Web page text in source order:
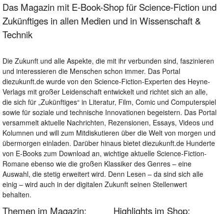
Das Magazin mit E-Book-Shop für Science-Fiction und
Zukünftiges in allen Medien und in Wissenschaft &
Technik
Die Zukunft und alle Aspekte, die mit ihr verbunden sind, faszinieren
und interessieren die Menschen schon immer. Das Portal
diezukunft.de wurde von den Science-Fiction-Experten des Heyne-
Verlags mit großer Leidenschaft entwickelt und richtet sich an alle,
die sich für „Zukünftiges“ in Literatur, Film, Comic und Computerspiel
sowie für soziale und technische Innovationen begeistern. Das Portal
versammelt aktuelle Nachrichten, Rezensionen, Essays, Videos und
Kolumnen und will zum Mitdiskutieren über die Welt von morgen und
übermorgen einladen. Darüber hinaus bietet diezukunft.de Hunderte
von E-Books zum Download an, wichtige aktuelle Science-Fiction-
Romane ebenso wie die großen Klassiker des Genres – eine
Auswahl, die stetig erweitert wird. Denn Lesen – da sind sich alle
einig – wird auch in der digitalen Zukunft seinen Stellenwert
behalten.
Themen im Magazin: Highlights im Shop: